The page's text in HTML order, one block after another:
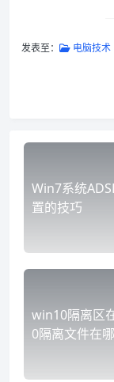
发表至： 电脑技术
Win7系统
置的技巧
win10隔离区
0隔离文件在